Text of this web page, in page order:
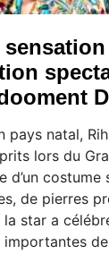
pays natal,
lors du
d’un
de pierres
star a
de